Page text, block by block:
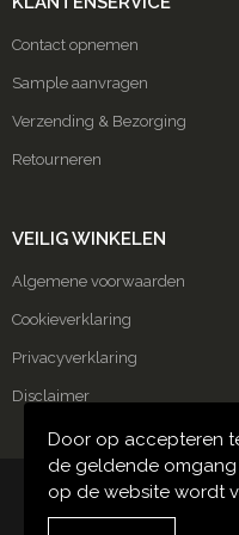
Sleutelhangers en
Themapakketten
Veiligheid, Auto en Fiets
Vrije tijd en Strand
Picknicktassen en
Schoenentassen
Schoudertassen
Sporttassen
Toilettassen
Schorten en Sloven
Veiligheidsvesten en
Vesten
Gilets
E.H.B.O.
Schoenen
Contact opnemen
Sample aanvragen
Verzending & Bezorging
Retourneren
VEILIG WINKELEN
Algemene voorwaarden
Cookieverklaring
Privacyverklaring
Disclaimer
©
Door op accepteren
de geldende
op de website wordt